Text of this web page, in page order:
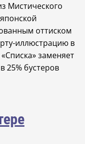
Мистического
оттиском
иллюстрацию в
заменяет
25% бустеров